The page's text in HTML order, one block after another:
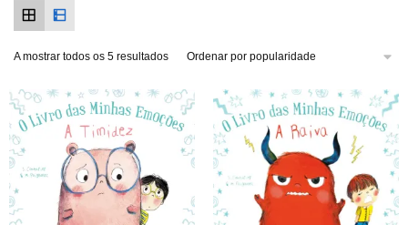
A mostrar todos os 5 resultados